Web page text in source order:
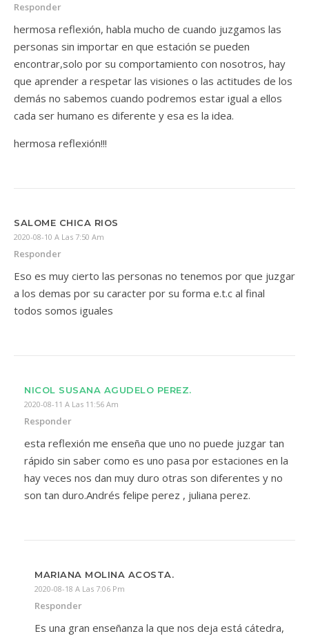
Responder
hermosa reflexión, habla mucho de cuando juzgamos las
personas sin importar en que estación se pueden
encontrar,solo por su comportamiento con nosotros, hay
que aprender a respetar las visiones o las actitudes de los
demás no sabemos cuando podremos estar igual a ellos
cada ser humano es diferente y esa es la idea.
hermosa reflexión!!!
SALOME CHICA RIOS
2020-08-10 A Las 7:50 Am
Responder
Eso es muy cierto las personas no tenemos por que juzgar
a los demas por su caracter por su forma e.t.c al final
todos somos iguales
NICOL SUSANA AGUDELO PEREZ.
2020-08-11 A Las 11:56 Am
Responder
esta reflexión me enseña que uno no puede juzgar tan
rápido sin saber como es uno pasa por estaciones en la
hay veces nos dan muy duro otras son diferentes y no
son tan duro.Andrés felipe perez , juliana perez.
MARIANA MOLINA ACOSTA.
2020-08-18 A Las 7:06 Pm
Responder
Es una gran enseñanza la que nos deja está cátedra,